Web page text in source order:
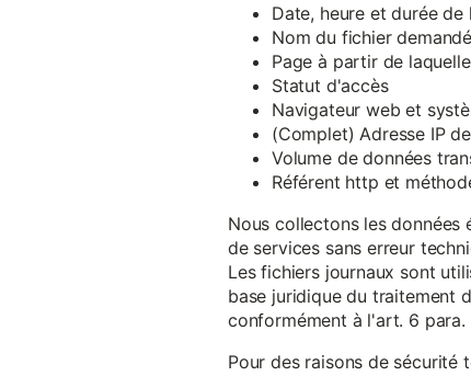
Date, heure et durée de
Nom du fichier demandé
Page à partir de
Statut d'accès
Navigateur web et
(Complet) Adresse IP
Volume de données
Référent http et
Nous collectons les
de services sans erreur
Les fichiers journaux sont
base juridique du traitement
conformément à l'art. 6 para.
Pour des raisons de sécurité